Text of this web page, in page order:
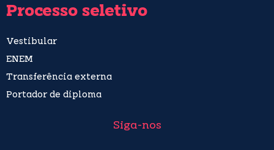
Processo seletivo
Vestibular
ENEM
Transferência externa
Portador de diploma
Siga-nos